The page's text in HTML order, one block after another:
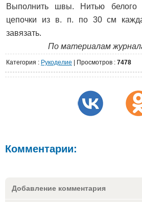
Выполнить швы. Нитью белого
цепочки из в. п. по 30 см
завязать.
По материалам
Категория : Рукоделие Просмотров : 7478
Комментарии:
Добавление комментария